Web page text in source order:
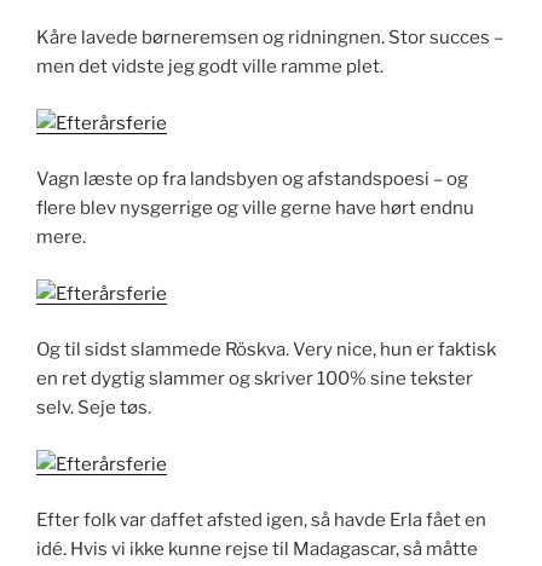
Kåre lavede børneremsen og ridningnen. Stor succes –
men det vidste jeg godt ville ramme plet.
Vagn læste op fra landsbyen og afstandspoesi – og
flere blev nysgerrige og ville gerne have hørt endnu
mere.
Og til sidst slammede Röskva. Very nice, hun er faktisk
en ret dygtig slammer og skriver 100% sine tekster
selv. Seje tøs.
Efter folk var daffet afsted igen, så havde Erla fået en
idé. Hvis vi ikke kunne rejse til Madagascar, så måtte